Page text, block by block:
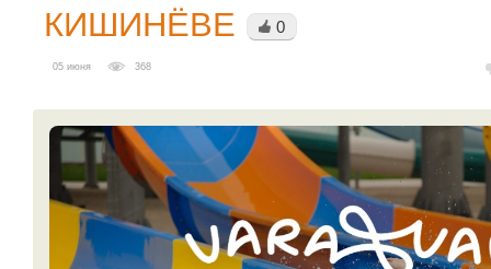
КИШИНЁВЕ
0
05 июня 368